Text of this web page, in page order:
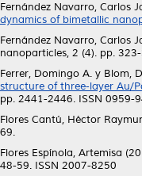
Fernández Navarro, Carlos
dynamics of bimetallic
Fernández Navarro, Carlos
nanoparticles, 2 (4). pp.
Ferrer, Domingo A. y Blom,
structure of three-layer Au/
pp. 2441-2446. ISSN 0959-
Flores Cantú, Héctor
69.
Flores Espínola, Artemisa
48-59. ISSN 2007-8250